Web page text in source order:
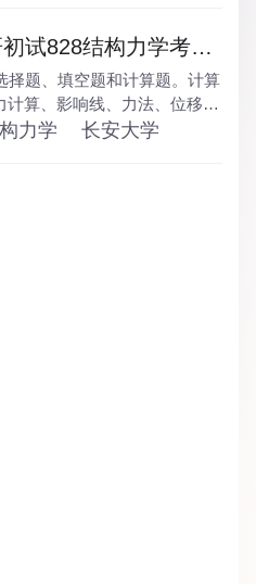
试828结构力学考试
择题、填空题和计算题。计算
计算、影响线、力法、位移
各一道计算题。
力学 长安大学